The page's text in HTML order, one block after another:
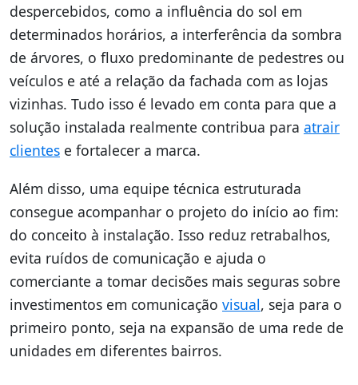
despercebidos, como a influência do sol em
determinados horários, a interferência da sombra
de árvores, o fluxo predominante de pedestres ou
veículos e até a relação da fachada com as lojas
vizinhas. Tudo isso é levado em conta para que a
solução instalada realmente contribua para atrair
clientes e fortalecer a marca.
Além disso, uma equipe técnica estruturada
consegue acompanhar o projeto do início ao fim:
do conceito à instalação. Isso reduz retrabalhos,
evita ruídos de comunicação e ajuda o
comerciante a tomar decisões mais seguras sobre
investimentos em comunicação visual, seja para o
primeiro ponto, seja na expansão de uma rede de
unidades em diferentes bairros.